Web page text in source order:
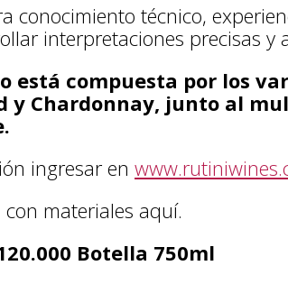
conocimiento técnico,
interpretaciones precisas y
está compuesta por los
y Chardonnay, junto al
ingresar en
materiales aquí.
Botella 750ml